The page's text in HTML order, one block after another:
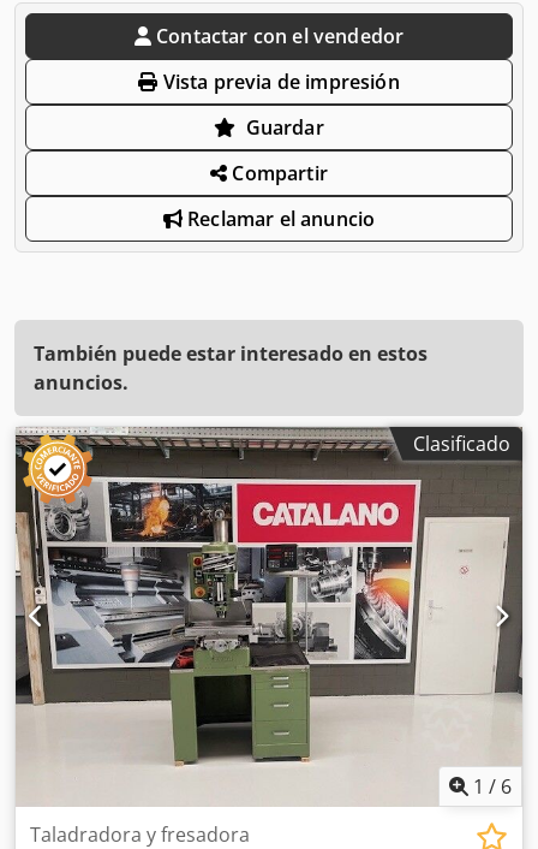
Contactar con el vendedor
Vista previa de impresión
Guardar
Compartir
Reclamar el anuncio
También puede estar interesado en estos
anuncios.
Clasificado
1 / 6
Taladradora y fresadora